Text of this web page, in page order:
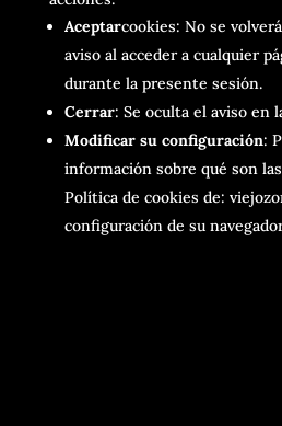
Aceptarcookies: No se
aviso al acceder a cualquier
durante la presente sesión.
Cerrar: Se oculta el aviso en
Modificar su configuración:
información sobre qué son
Política de cookies de:
configuración de su